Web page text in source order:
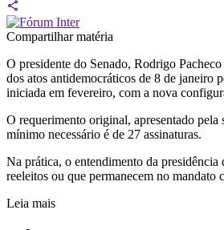
Compartilhar matéria
O presidente do Senado, Rodrigo
dos atos antidemocráticos de 8 de janeiro
iniciada em fevereiro, com a nova
O requerimento original, apresentado
mínimo necessário é de 27 assinaturas.
Na prática, o entendimento da
reeleitos ou que permanecem no mandato
Leia mais